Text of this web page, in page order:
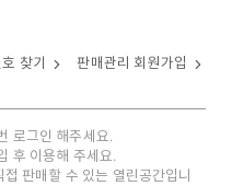
찾기 판매관리 회원가입
로그인 해주세요.
후 이용해 주세요.
판매할 수 있는 열린공간입니